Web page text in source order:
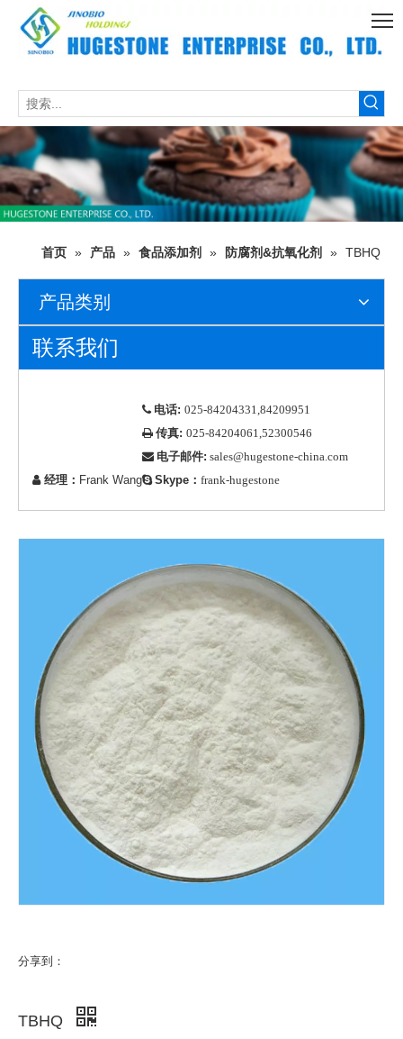
首页 » 产品 » 食品添加剂 » 防腐剂&抗氧化剂 » TBHQ
产品类别
联系我们
 经理： Frank Wang
 电话: 025-84204331,84209951
 传真: 025-84204061,52300546
 电子邮件: sales@hugestone-china.com
Skype： frank-hugestone
分享到：
TBHQ